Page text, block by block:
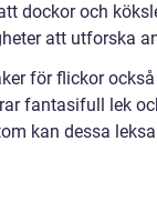
dockor och
att utforska
för flickor
fantasifull lek
kan dessa